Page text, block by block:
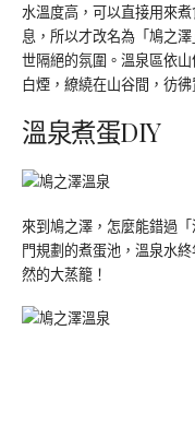
水溫度高，可以直接用來
息，所以才改名為「鳩之
世隔絕的氛圍。溫泉區依
白煙，繚繞在山谷間，彷
溫泉煮蛋DIY
來到鳩之澤，怎麼能錯過
門規劃的煮蛋池，溫泉水
然的大蒸籠！